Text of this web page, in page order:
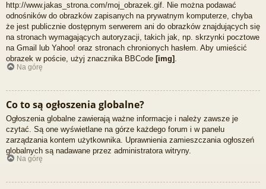
http://www.jakas_strona.com/moj_obrazek.gif. Nie można podawać
odnośników do obrazków zapisanych na prywatnym komputerze, chyba
że jest publicznie dostępnym serwerem ani do obrazków znajdujących się
na stronach wymagających autoryzacji, takich jak, np. skrzynki pocztowe
na Gmail lub Yahoo! oraz stronach chronionych hasłem. Aby umieścić
obrazek w poście, użyj znacznika BBCode [img] .
Na górę
Co to są ogłoszenia globalne?
Ogłoszenia globalne zawierają ważne informacje i należy zawsze je
czytać. Są one wyświetlane na górze każdego forum i w panelu
zarządzania kontem użytkownika. Uprawnienia zamieszczania ogłoszeń
globalnych są nadawane przez administratora witryny.
Na górę